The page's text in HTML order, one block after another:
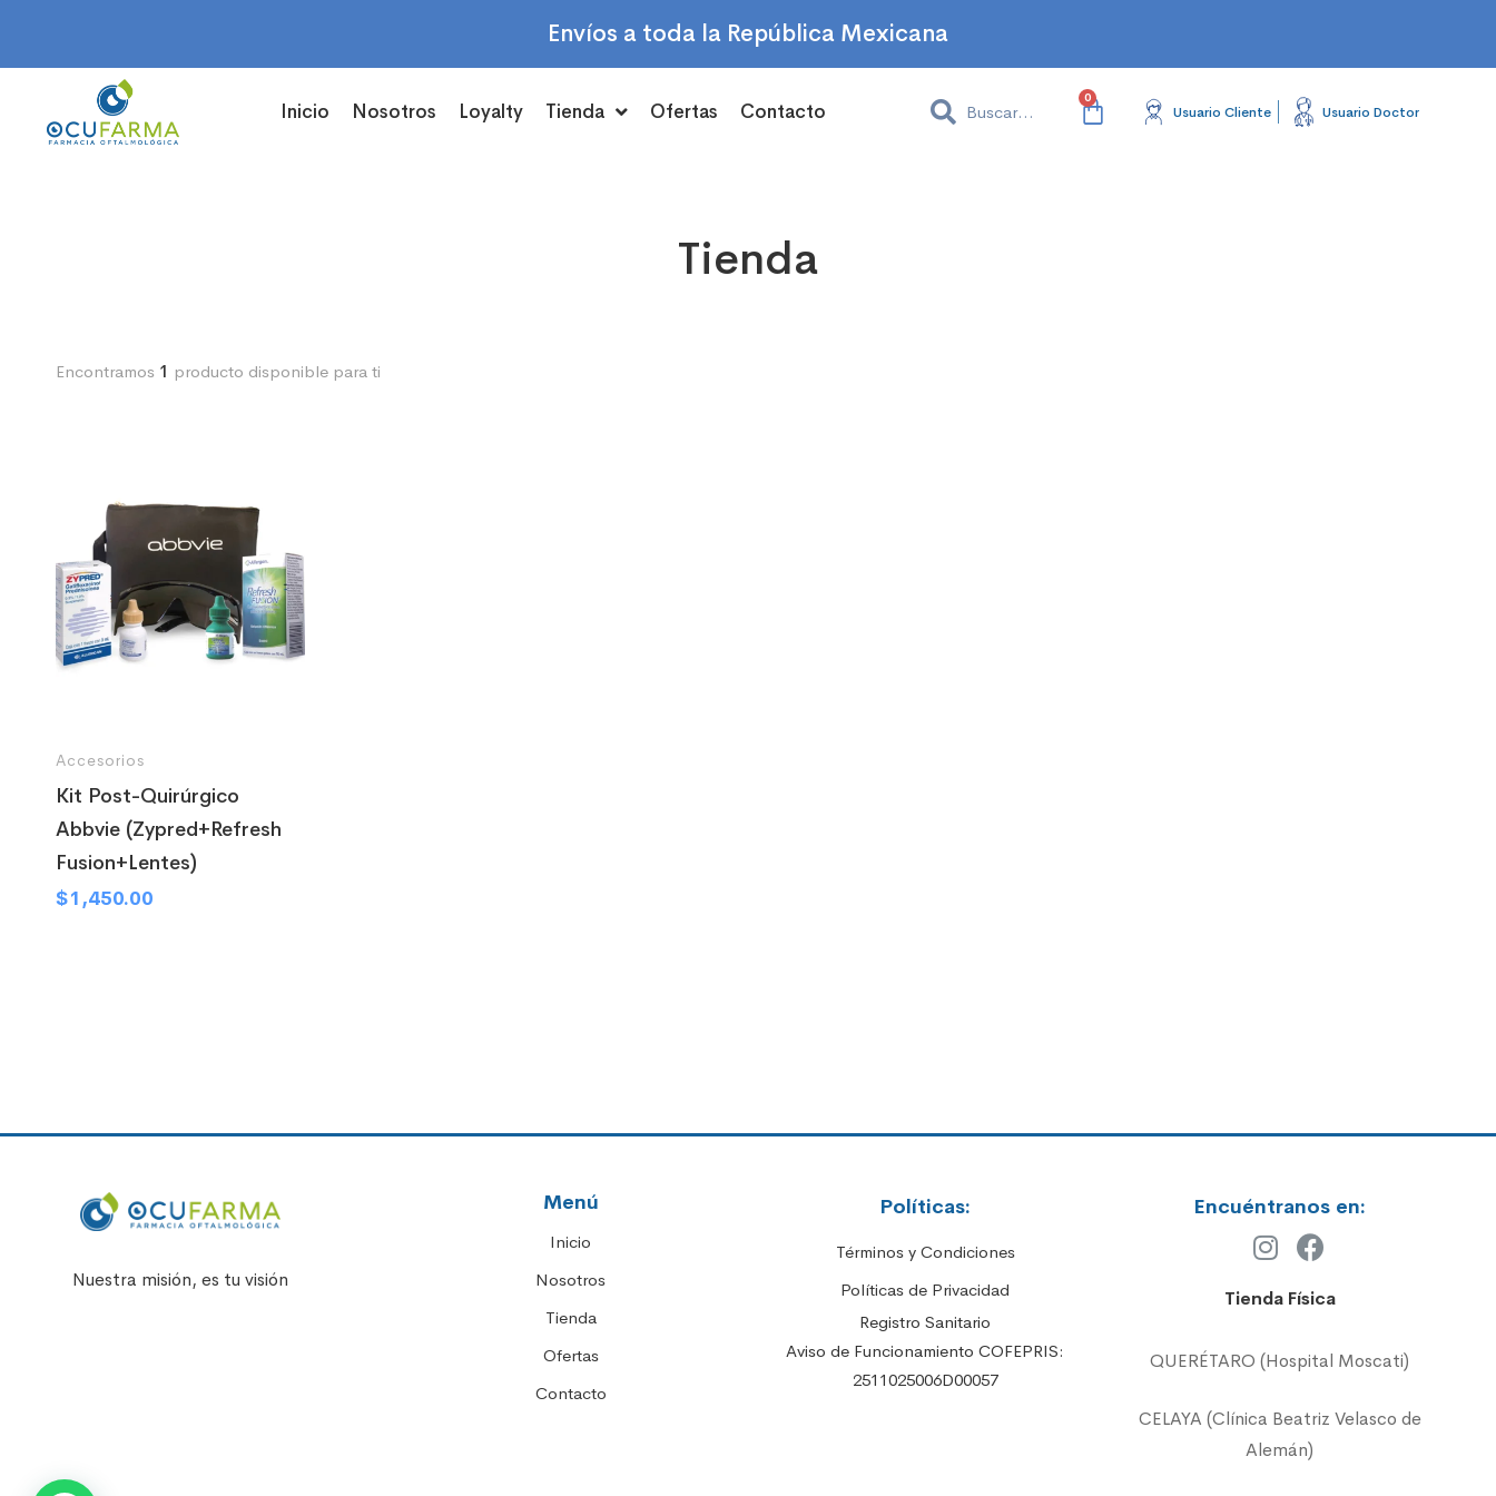
Envíos a toda la República Mexicana
Inicio Nosotros Loyalty Tienda Ofertas Contacto Usuario Cliente Usuario Doctor
Tienda
Encontramos 1 producto disponible para ti
Accesorios
Kit Post-Quirúrgico
Abbvie (Zypred+Refresh
Fusion+Lentes)
$1,450.00
Nuestra misión, es tu visión
Menú
Inicio
Nosotros
Tienda
Ofertas
Contacto
Políticas:
Términos y Condiciones
Políticas de Privacidad
Registro Sanitario
Aviso de Funcionamiento COFEPRIS:
2511025006D00057
Encuéntranos en:
Tienda Física
QUERÉTARO (Hospital Moscati)
CELAYA (Clínica Beatriz Velasco de
Alemán)